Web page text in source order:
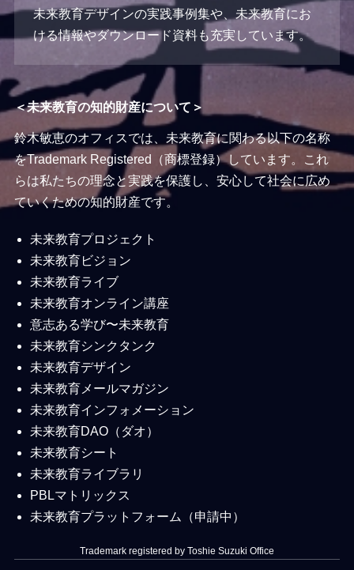
未来教育デザインの実践事例集や、未来教育にお
ける情報やダウンロード資料も充実しています。
＜未来教育の知的財産について＞
鈴木敏恵のオフィスでは、未来教育に関わる以下の名称
をTrademark Registered（商標登録）しています。これ
らは私たちの理念と実践を保護し、安心して社会に広め
ていくための知的財産です。
未来教育プロジェクト
未来教育ビジョン
未来教育ライブ
未来教育オンライン講座
意志ある学び〜未来教育
未来教育シンクタンク
未来教育デザイン
未来教育メールマガジン
未来教育インフォメーション
未来教育DAO（ダオ）
未来教育シート
未来教育ライブラリ
PBLマトリックス
未来教育プラットフォーム（申請中）
Trademark registered by Toshie Suzuki Office